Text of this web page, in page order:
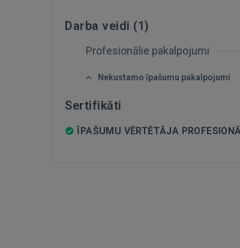
Darba veidi (1)
Profesionālie pakalpojumi
Nekustamo īpašumu pakalpojumi
Sertifikāti
ĪPAŠUMU VĒRTĒTĀJA